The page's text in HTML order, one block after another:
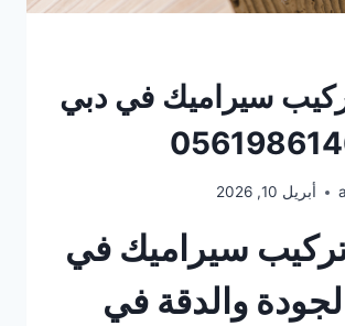
سيراميك في دبي
أبريل 10, 2026
سيراميك في
والدقة في